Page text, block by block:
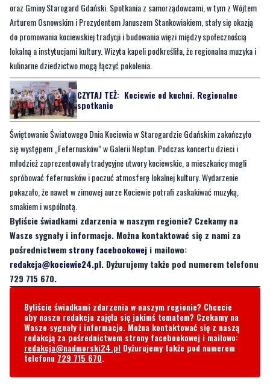
oraz Gminy Starogard Gdański. Spotkania z samorządowcami, w tym z Wójtem
Arturem Osnowskim i Prezydentem Januszem Stankowiakiem, stały się okazją
do promowania kociewskiej tradycji i budowania więzi między społecznością
lokalną a instytucjami kultury. Wizyta kapeli podkreśliła, że regionalna muzyka i
kulinarne dziedzictwo mogą łączyć pokolenia.
CZYTAJ TEŻ: Kociewie od kuchni. Regionalne
spotkanie
Świętowanie Światowego Dnia Kociewia w Starogardzie Gdańskim zakończyło
się występem „Fefernusków” w Galerii Neptun. Podczas koncertu dzieci i
młodzież zaprezentowały tradycyjne utwory kociewskie, a mieszkańcy mogli
spróbować fefernusków i poczuć atmosferę lokalnej kultury. Wydarzenie
pokazało, że nawet w zimowej aurze Kociewie potrafi zaskakiwać muzyką,
smakiem i wspólnotą.
Byliście świadkami zdarzenia w naszym regionie? Czekamy na
Wasze sygnały i informacje. Można kontaktować się z nami za
pośrednictwem strony facebookowej i mailowo:
redakcja@kociewie24.pl. Dyżurujemy także pod numerem telefonu
729 715 670.
Byliście świadkami zdarzenia w naszym regionie? Chcecie
aby nasza redakcja zajęła się jakimś tematem? Czekamy na
Wasze sygnały i informacje. Można kontaktować się z naszą
redakcją za pośrednictwem strony facebookowej i mailowo:
redakcja@nadmorski24.pl Dyżurujemy także pod numerem
telefonu 729 715 670.